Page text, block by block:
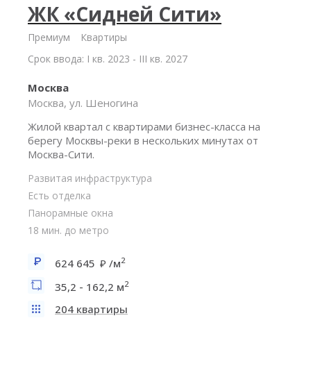
ЖК «Сидней Сити»
Премиум
Квартиры
Срок ввода: I кв. 2023 - III кв. 2027
Москва
Москва, ул. Шеногина
Жилой квартал с квартирами бизнес-класса на
берегу Москвы-реки в нескольких минутах от
Москва-Сити.
Развитая инфраструктура
Есть отделка
Панорамные окна
18 мин. до метро
624 645 /м2
35,2 - 162,2 м2
204 квартиры